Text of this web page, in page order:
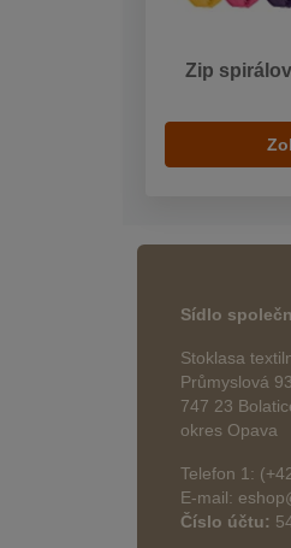
Zip
Sídlo
Stoklasa
Průmyslová
747 23
okres Opava
Telefon 1:
E-mail:
Číslo účtu: